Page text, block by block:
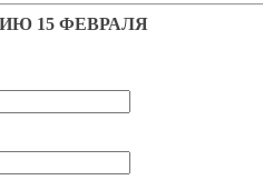
15 ФЕВРАЛЯ